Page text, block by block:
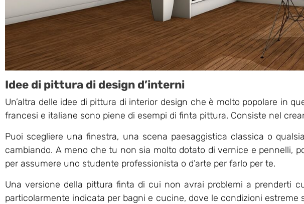
Idee di pittura di design d’interni
Un’altra delle idee di pittura di interior design che è molto popolare in
francesi e italiane sono piene di esempi di finta pittura. Consiste nel
Puoi scegliere una finestra, una scena paesaggistica classica o
cambiando. A meno che tu non sia molto dotato di vernice e pennelli,
per assumere uno studente professionista o d’arte per farlo per te.
Una versione della pittura finta di cui non avrai problemi a prenderti
particolarmente indicata per bagni e cucine, dove le condizioni